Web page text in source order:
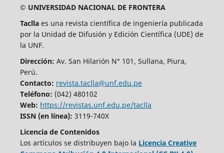
© UNIVERSIDAD NACIONAL DE FRONTERA
Tacllaes una revista científica de ingeniería publicada
por la Unidad de Difusión y Edición Científica (UDE) de
la UNF.
Dirección: Av. San Hilarión N° 101, Sullana, Piura,
Perú.
Contacto: revista.taclla@unf.edu.pe
Teléfono: (042) 480102
Web: https://revistas.unf.edu.pe/taclla
ISSN (en línea): 3119-740X
Licencia de Contenidos
Los artículos se distribuyen bajo la Licencia Creative